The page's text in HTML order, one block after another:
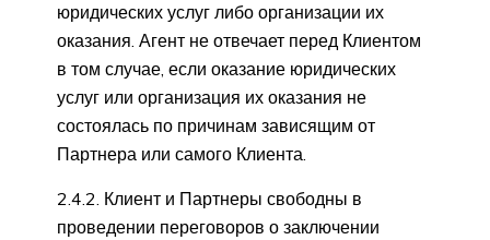
юридических услуг либо организации их
оказания. Агент не отвечает перед Клиентом
в том случае, если оказание юридических
услуг или организация их оказания не
состоялась по причинам зависящим от
Партнера или самого Клиента.
2.4.2. Клиент и Партнеры свободны в
проведении переговоров о заключении